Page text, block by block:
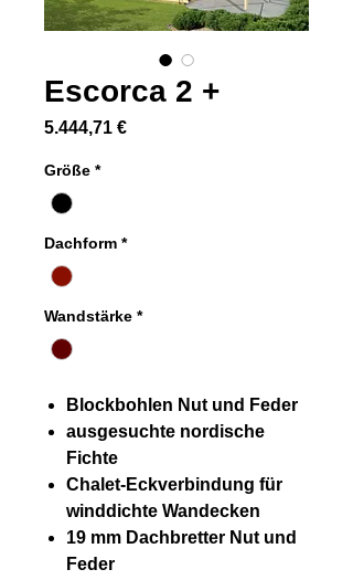
Escorca 2 +
5.444,71 €Preis
Größe *
Dachform *
Wandstärke *
Blockbohlen Nut und Feder
ausgesuchte nordische
Fichte
Chalet-Eckverbindung für
winddichte Wandecken
19 mm Dachbretter Nut und
Feder